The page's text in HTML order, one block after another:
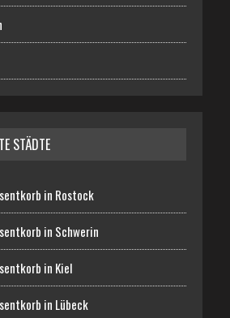
STÄDTE
in Rostock
in Schwerin
in Kiel
in Lübeck